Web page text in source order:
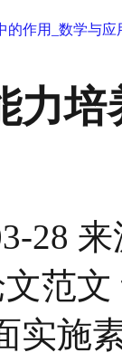
的作用_数学与应
力
28 来
范
实施